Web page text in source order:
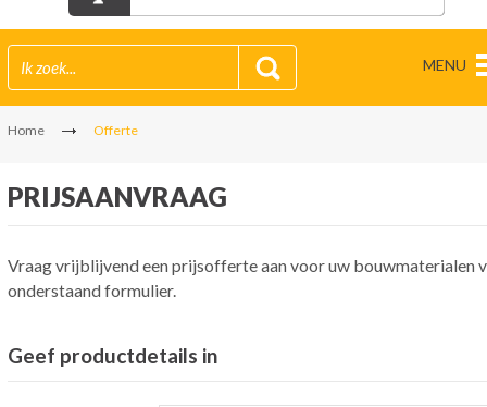
MENU
Home Offerte
PRIJSAANVRAAG
Vraag vrijblijvend een prijsofferte aan voor uw bouwmaterialen
onderstaand formulier.
Geef productdetails in